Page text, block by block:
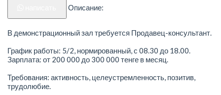
Описание:
В демонстрационный зал требуется Продавец-консультант.
График работы: 5/2, нормированный, с 08.30 до 18.00.
Зарплата: от 200 000 до 300 000 тенге в месяц.
Требования: активность, целеустремленность, позитив,
трудолюбие.